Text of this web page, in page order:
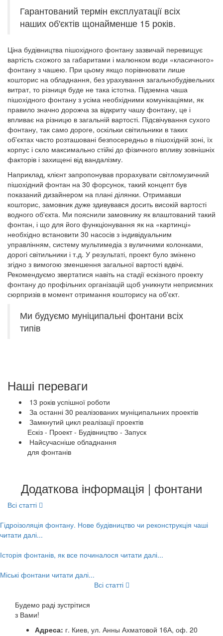
Гарантований термін експлуатації всіх
наших об'єктів щонайменше 15 років.
Ціна будівництва пішохідного фонтану зазвичай перевищує
вартість схожого за габаритами і малюнком води «класичного»
фонтану з чашею. При цьому якщо порівнювати лише
кошторис на обладнання, без урахування загальнобудівельних
витрат, то різниця буде не така істотна. Підземна чаша
пішохідного фонтану з усіма необхідними комунікаціями, як
правило значно дорожча за відкриту чашу фонтану, це і
впливає на різницю в загальній вартості. Підсвічування сухого
фонтану, так само дороге, оскільки світильники в таких
об'єктах часто розташовані безпосередньо в пішохідній зоні, їх
корпус і скло максимально стійкі до фізичного впливу зовнішніх
факторів і захищені від вандалізму.
Наприклад, клієнт запропонував прорахувати світломузичний
пішохідний фонтан на 30 форсунок, такий концепт був
показаний дизайнером на плані ділянки. Отримавши
кошторис, замовник дуже здивувався досить високій вартості
водного об'єкта. Ми пояснили замовнику як влаштований такий
фонтан, і що для його функціонування як на «картинці»
необхідно встановити 30 насосів з індивідуальним
управлінням, систему мультимедіа з вуличними колонками,
дорогі світильники і т.д. У результаті, проект було змінено
згідно з вимогою зменшення загальної вартості вдвічі.
Рекомендуємо звертатися навіть на стадії ескізного проекту
фонтану до профільних організацій щоб уникнути неприємних
сюрпризів в момент отримання кошторису на об'єкт.
Ми будуємо муніципальні фонтани всіх
типів
Наші переваги
13 років успішної роботи
За останні 30 реалізованих муніципальних проектів
Замкнутий цикл реалізації проектів
Ескіз - Проект - Будівництво - Запуск
Найсучасніше обладнання
для фонтанів
Додаткова інформація | фонтани
Всі статті
Гідроізоляція фонтану. Нове будівництво чи реконструкція чаші
читати далі...
Історія фонтанів, як все починалося читати далі...
Міські фонтани читати далі...
Всі статті
Будемо раді зустрітися
з Вами!
Адреса: г. Киев, ул. Анны Ахматовой 16А, оф. 20